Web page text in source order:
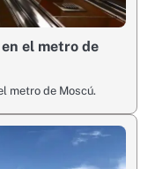
el metro de
metro de Moscú.